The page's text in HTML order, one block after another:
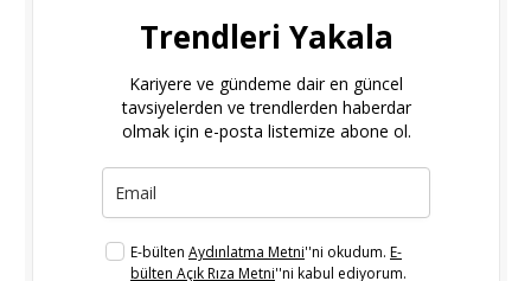
Trendleri Yakala
Kariyere ve gündeme dair en güncel
tavsiyelerden ve trendlerden haberdar
olmak için e-posta listemize abone ol.
E-bülten Aydınlatma Metni''ni okudum. E-
bülten Açık Rıza Metni''ni kabul ediyorum.